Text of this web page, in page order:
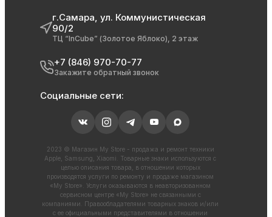
г.Самара, ул. Коммунистическая
90/2
ТЦ “InCube” (Золотое Яблоко), 2 этаж
+7 (846) 970-70-77
Закажите обратный звонок
Социальные сети:
2023 © Магазин My Store - продажа и ремонт техники
Apple, Samsung, Xiaomi. Товарные знаки используются с
целью описания товара, в отношении которых
производятся услуги по ремонту и продаже магазином
«My Store». Услуги оказываются в неавторизованном
сервисном центре «My Store» не связанными с
компаниями. Правообладателями товарных знаков и/или
с ее официальными представителями в отношении